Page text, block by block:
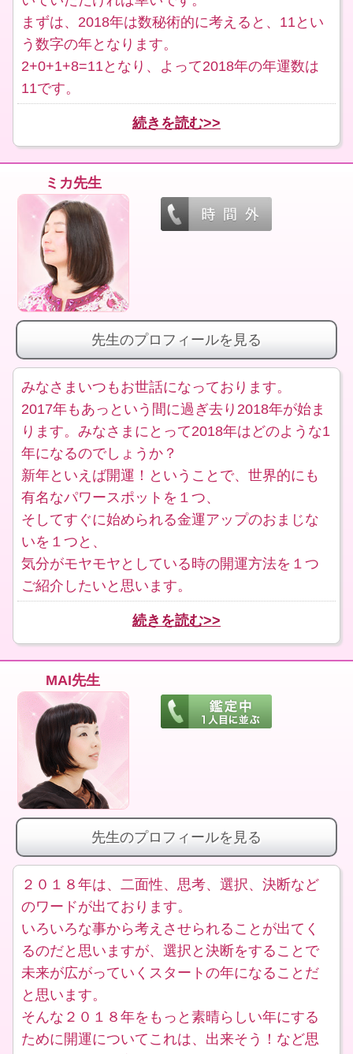
まずは、2018年は数秘術的に考えると、11とい
う数字の年となります。
2+0+1+8=11となり、よって2018年の年運数は
11です。
続きを読む>>
ミカ先生
先生のプロフィールを見る
みなさまいつもお世話になっております。
2017年もあっという間に過ぎ去り2018年が始ま
ります。みなさまにとって2018年はどのような1
年になるのでしょうか？
新年といえば開運！ということで、世界的にも
有名なパワースポットを１つ、
そしてすぐに始められる金運アップのおまじな
いを１つと、
気分がモヤモヤとしている時の開運方法を１つ
ご紹介したいと思います。
続きを読む>>
MAI先生
先生のプロフィールを見る
２０１８年は、二面性、思考、選択、決断など
のワードが出ております。
いろいろな事から考えさせられることが出てく
るのだと思いますが、選択と決断をすることで
未来が広がっていくスタートの年になることだ
と思います。
そんな２０１８年をもっと素晴らしい年にする
ために開運についてこれは、出来そう！など思